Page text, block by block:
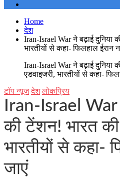
Home
देश
Iran-Israel War ने बढ़ाई दुनिया
भारतीयों से कहा- फिलहाल ईरान
Iran-Israel War ने बढ़ाई दुनिया
एडवाइजरी, भारतीयों से कहा-
टॉप न्यूज देश लोकप्रिय
Iran-Israel War
की टेंशन! भारत की
भारतीयों से कहा-
जाएं